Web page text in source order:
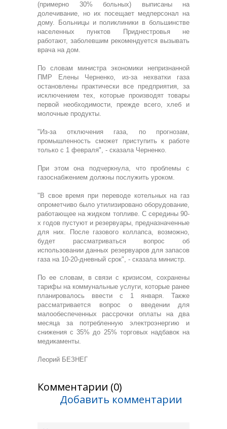
(примерно 30% больных) выписаны на
долечивание, но их посещает медперсонал на
дому. Больницы и поликлиники в большинстве
населенных пунктов Приднестровья не
работают, заболевшим рекомендуется вызывать
врача на дом.
По словам министра экономики непризнанной
ПМР Елены Черненко, из-за нехватки газа
остановлены практически все предприятия, за
исключением тех, которые производят товары
первой необходимости, прежде всего, хлеб и
молочные продукты.
"Из-за отключения газа, по прогнозам,
промышленность сможет приступить к работе
только с 1 февраля", - сказала Черненко.
При этом она подчеркнула, что проблемы с
газоснабжением должны послужить уроком.
"В свое время при переводе котельных на газ
опрометчиво было утилизировано оборудование,
работающее на жидком топливе. С середины 90-
х годов пустуют и резервуары, предназначенные
для них. После газового коллапса, возможно,
будет рассматриваться вопрос об
использовании данных резервуаров для запасов
газа на 10-20-дневный срок", - сказала министр.
По ее словам, в связи с кризисом, сохранены
тарифы на коммунальные услуги, которые ранее
планировалось ввести с 1 января. Также
рассматривается вопрос о введении для
малообеспеченных рассрочки оплаты на два
месяца за потребленную электроэнергию и
снижения с 35% до 25% торговых надбавок на
медикаменты.
Леорий БЕЗНЕГ
Комментарии (0)
Добавить комментарии